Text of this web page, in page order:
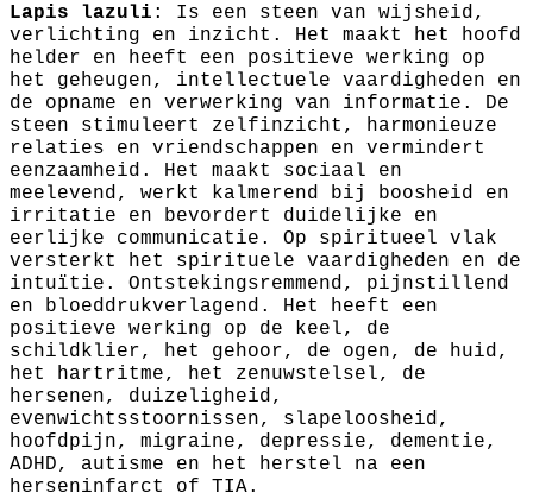
Lapis lazuli : Is een steen van wijsheid,
verlichting en inzicht. Het maakt het hoofd
helder en heeft een positieve werking op
het geheugen, intellectuele vaardigheden en
de opname en verwerking van informatie. De
steen stimuleert zelfinzicht, harmonieuze
relaties en vriendschappen en vermindert
eenzaamheid. Het maakt sociaal en
meelevend, werkt kalmerend bij boosheid en
irritatie en bevordert duidelijke en
eerlijke communicatie. Op spiritueel vlak
versterkt het spirituele vaardigheden en de
intuïtie. Ontstekingsremmend, pijnstillend
en bloeddrukverlagend. Het heeft een
positieve werking op de keel, de
schildklier, het gehoor, de ogen, de huid,
het hartritme, het zenuwstelsel, de
hersenen, duizeligheid,
evenwichtsstoornissen, slapeloosheid,
hoofdpijn, migraine, depressie, dementie,
ADHD, autisme en het herstel na een
herseninfarct of TIA.